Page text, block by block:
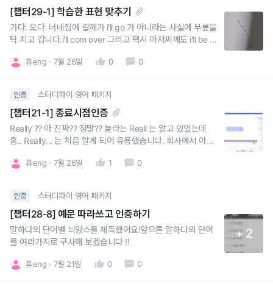
[챕터29-1] 학습한 표현 맞추기
가다. 오다. 너네집에 갈께가 i'll go 가 아니라는 사실에 무릎을
탁 치고 갑니다.i'll com over 그리고 택시 아저씨께도 i'll be ri
0분준다. 에서 I give you 10 minutes, tops. 배우자에게도
휴eng 7월 26일 0 0
인증 스터디파이 영어 패키지
[챕터21-1] 종료시점인증
Really ?? 아 진짜?? 정말?? 놀라는 Reall 는 알고 있었는데
흠.. Really... 는 처음 알게 되어 유용했습니다. 회사에서 아주
도 자주 써보고친구들과 for real 도 많이 써보겠습니다.
휴eng 7월 26일 1 0
인증 스터디파이 영어 패키지
[챕터28-8] 예문 따라쓰고 인증하기
말하다의 단어별 늬앙스를 체득했어요!앞으론 말하다의 단어
를 여러가지로 구사해 보겠습니다 !!
+ 2
휴eng 7월 21일 0 0